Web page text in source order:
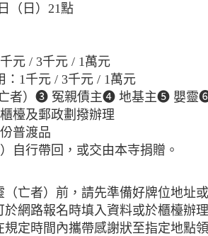
（日）21點
元 / 3千元 / 1萬元
：1千元 / 3千元 / 1萬元
者）➌ 冤親債主➍ 地基主➎ 嬰靈
檯及郵政劃撥辦理
普渡品
自行帶回，或交由本寺捐贈。
亡者）前，請先準備好牌位地址
網路報名時填入資料或於櫃檯辦理
定時間內攜帶感謝狀至指定地點領